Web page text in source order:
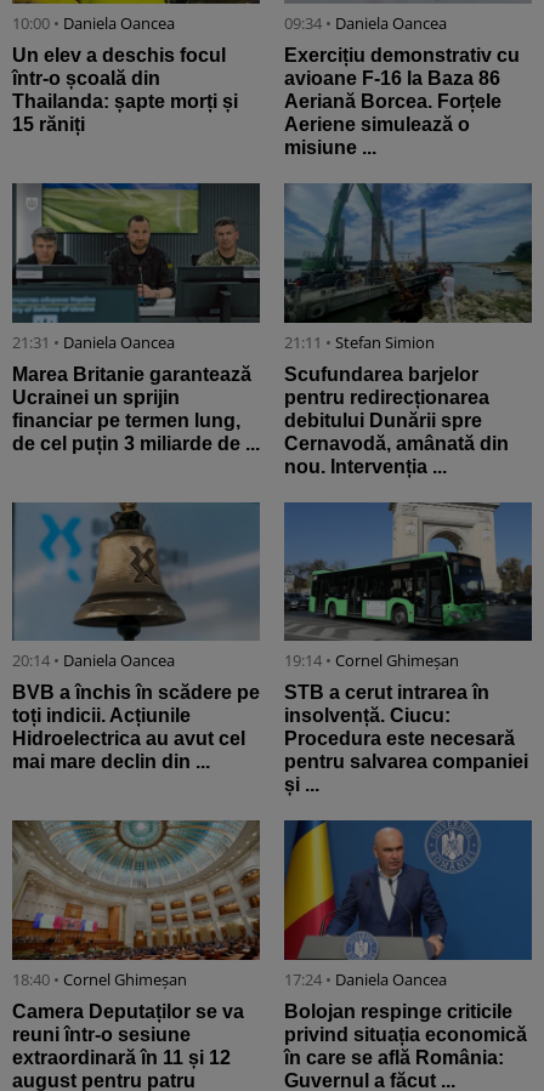
10:00 • Daniela Oancea
Un elev a deschis focul
într-o școală din
Thailanda: șapte morți și
15 răniți
09:34 • Daniela Oancea
Exercițiu demonstrativ cu
avioane F-16 la Baza 86
Aeriană Borcea. Forțele
Aeriene simulează o
misiune ...
21:31 • Daniela Oancea
Marea Britanie garantează
Ucrainei un sprijin
financiar pe termen lung,
de cel puțin 3 miliarde de ...
21:11 • Stefan Simion
Scufundarea barjelor
pentru redirecționarea
debitului Dunării spre
Cernavodă, amânată din
nou. Intervenția ...
20:14 • Daniela Oancea
BVB a închis în scădere pe
toți indicii. Acțiunile
Hidroelectrica au avut cel
mai mare declin din ...
19:14 • Cornel Ghimeșan
STB a cerut intrarea în
insolvență. Ciucu:
Procedura este necesară
pentru salvarea companiei
și ...
18:40 • Cornel Ghimeșan
Camera Deputaților se va
reuni într-o sesiune
extraordinară în 11 și 12
august pentru patru
17:24 • Daniela Oancea
Bolojan respinge criticile
privind situația economică
în care se află România:
Guvernul a făcut ...